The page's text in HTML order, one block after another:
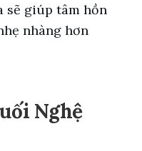
sẽ giúp tâm hồn
nhàng hơn
Nghệ